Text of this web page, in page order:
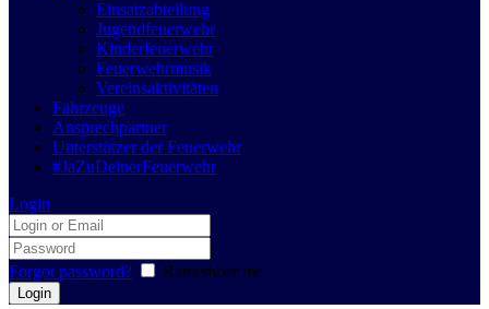
Einsatzabteilung
Jugendfeuerwehr
Kinderfeuerwehr
Feuerwehrmusik
Vereinsaktivitäten
Fahrzeuge
Ansprechpartner
Unterstützer der Feuerwehr
#JaZuDeinerFeuerwehr
Login
Forgot password? Remember me